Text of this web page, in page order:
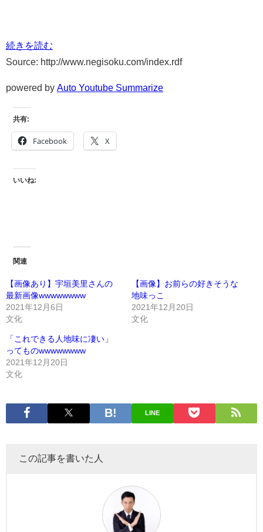
続きを読む
Source: http://www.negisoku.com/index.rdf
powered by Auto Youtube Summarize
共有:
Facebook X
いいね:
関連
【画像あり】宇垣美里さんの
最新画像wwwwwwww
2021年12月6日
文化
【画像】お前らの好きそうな
地味っこ
2021年12月20日
文化
「これできる人地味に凄い」
ってものwwwwwwww
2021年12月20日
文化
LINE
この記事を書いた人